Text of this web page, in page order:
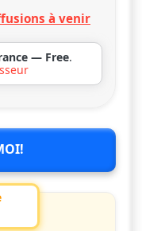
à venir
— Free.